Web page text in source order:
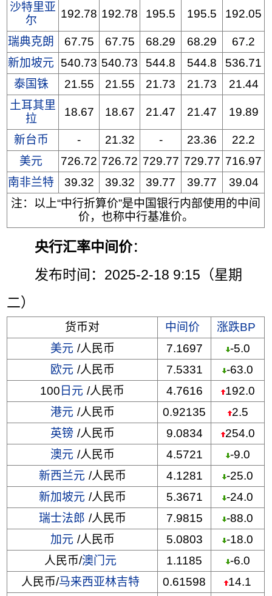
沙特里亚
尔
192.78 192.78 195.5 195.5 192.05
瑞典克朗 67.75 67.75 68.29 68.29
67.2
新加坡元
540.73 540.73 544.8 544.8
536.71
泰国铢
21.55 21.55 21.73 21.73
21.44
土耳其里
拉
18.67 18.67 21.47 21.47 19.89
新台币 - 21.32 - 23.36
22.2
美元
726.72 726.72 729.77 729.77 716.97
南非兰特
39.32 39.32 39.77 39.77
39.04
注：以上“中行折算价”是中国银行内部使用的中间
价，也称中行基准价。
央行汇率中间价：
发布时间：2025-2-18 9:15（星期
二）
货币对 中间价
涨跌BP
美元 /人民币 7.1697
-5.0
欧元 /人民币 7.5331
-63.0
100 日元 /人民币 4.7616
192.0
港元 /人民币 0.92135
2.5
英镑 /人民币 9.0834
254.0
澳元 /人民币 4.5721
-9.0
新西兰元 /人民币 4.1281
-25.0
新加坡元 /人民币 5.3671
-24.0
瑞士法郎 /人民币 7.9815
-88.0
加元 /人民币 5.0803
-18.0
人民币/澳门元 1.1185
-6.0
人民币/马来西亚林吉特 0.61598
14.1